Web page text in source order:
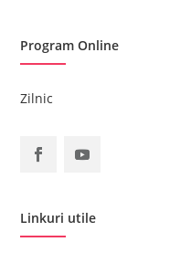
Program Online
Zilnic
Linkuri utile